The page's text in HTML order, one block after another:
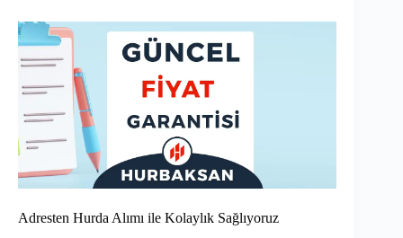
Adresten Hurda Alımı ile Kolaylık Sağlıyoruz